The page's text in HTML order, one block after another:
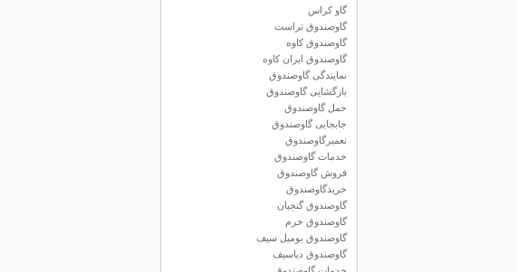
گاو کراس
گاوصندوق تراست
گاوصندوق کاوه
گاوصندوق ایران کاوه
نمایندگی گاوصندوق
بازگشایی گاوصندوق
حمل گاوصندوق
جابجایی گاوصندوق
تعمیرگاوصندوق
خدمات گاوصندوق
فروش گاوصندوق
خریدگاوصندوق
گاوصندوق گنجبان
گاوصندوق خرم
گاوصندوق بومیل سیف
گاوصندوق دیاسیف